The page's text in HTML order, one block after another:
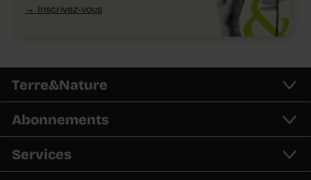
Inscrivez-vous
Terre&Nature
Abonnements
Services